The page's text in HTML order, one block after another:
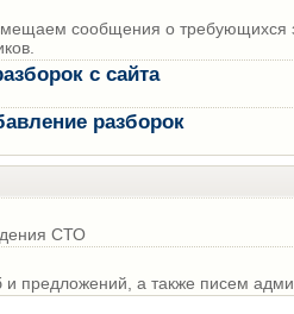
сообщения о требующихся
с сайта
разборок
СТО
предложений, а также писем